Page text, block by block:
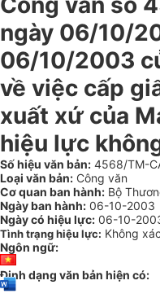
ngày 06/10/
06/10/2003
về việc cấp
xuất xứ của
hiệu lực
Số hiệu văn bản: 4568/TM-
Loại văn bản: Công văn
Cơ quan ban hành: Bộ
Ngày ban hành: 06-10-2003
Ngày có hiệu lực: 06-10-
Tình trạng hiệu lực: Không
Ngôn ngữ:
Định dạng văn bản hiện có: